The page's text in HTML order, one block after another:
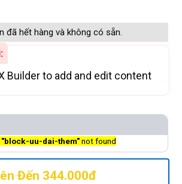
đã hết hàng và không có sẵn.
Builder to add and edit content
"block-uu-dai-them"not found
Đến 344.000đ